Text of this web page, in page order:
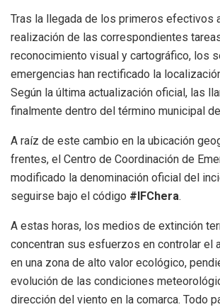
Tras la llegada de los primeros efectivos
realización de las correspondientes
reconocimiento visual y cartográfico, los
emergencias han rectificado la
Según la última actualización oficial, las
finalmente dentro del término municipal
A raíz de este cambio en la ubicación
frentes, el Centro de Coordinación de
modificado la denominación oficial del
seguirse bajo el código #IFChera.
A estas horas, los medios de extinción
concentran sus esfuerzos en controlar el
en una zona de alto valor ecológico,
evolución de las condiciones
dirección del viento en la comarca. Todo